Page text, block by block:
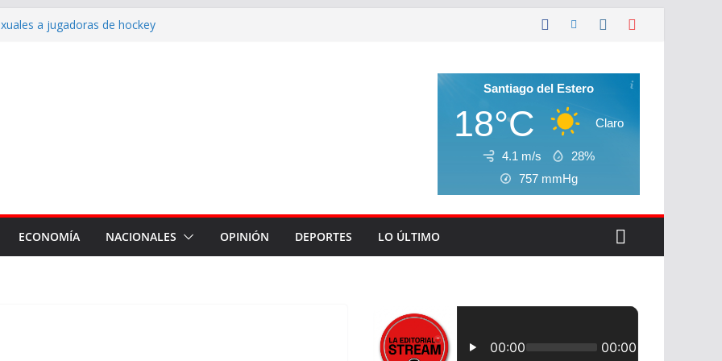
a jugadoras de hockey
de concejal nos corresponde
hay que sembrar dudas”
acompañar a las
de gabinete ampliada
Santiago del Estero
18°C Claro
4.1 m/s
28%
757 mmHg
ECONOMÍA NACIONALES OPINIÓN DEPORTES LO ÚLTIMO